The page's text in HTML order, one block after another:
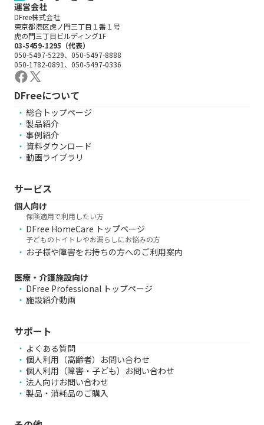
運営会社
DFree株式会社
東京都港区虎ノ門三丁目１番１号
虎の門三丁目ビルディング1F
03-5459-1295（代表）
050-5497-5229、050-5497-8888
050-1782-0891、050-5497-0336
DFreeについて
総合トップページ
製品紹介
事例紹介
資料ダウンロード
動画ライブラリ
サービス
個人向け
保険適用で利用したい方
DFree HomeCare トップページ
子どものトイトレやお漏らしにお悩みの方
お子様や障害をお持ちの方へのご利用案内
医療・介護施設向け
DFree Professional トップページ
施設紹介動画
サポート
よくある質問
個人利用（高齢者）お問い合わせ
個人利用（障害・子ども）お問い合わせ
法人向けお問い合わせ
製品・消耗品のご購入